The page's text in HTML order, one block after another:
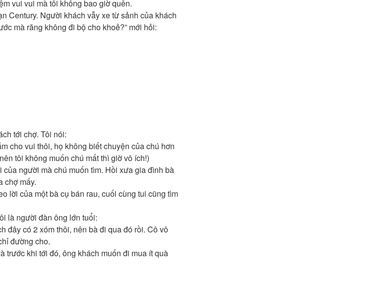
vui vui mà tôi không bao giờ quên.
Century. Người khách vẫy xe từ sảnh của khách
mà răng không đi bộ cho khoẻ?” mới hỏi:
tới chợ. Tôi nói:
cho vui thôi, họ không biết chuyện của chú hơn
tôi không muốn chú mất thì giờ vô ích!)
của người mà chú muốn tìm. Hồi xưa gia đình bà
chợ mấy.
lời của một bà cụ bán rau, cuối cùng tui cũng tìm
là người đàn ông lớn tuổi:
đây có 2 xóm thôi, nên bà đi qua đó rồi. Cô vô
đường cho.
trước khi tới đó, ông khách muốn đi mua ít quà